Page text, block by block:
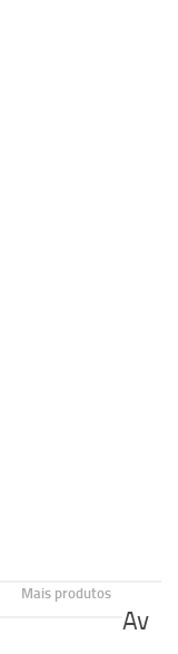
Mais produtos
Av